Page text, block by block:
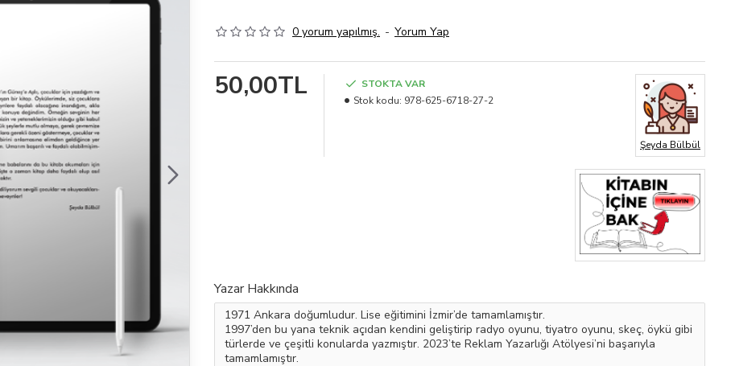
0 yorum yapılmış. - Yorum Yap
50,00TL
STOKTA VAR
Stok kodu: 978-625-6718-27-2
Şeyda Bülbül
Yazar Hakkında